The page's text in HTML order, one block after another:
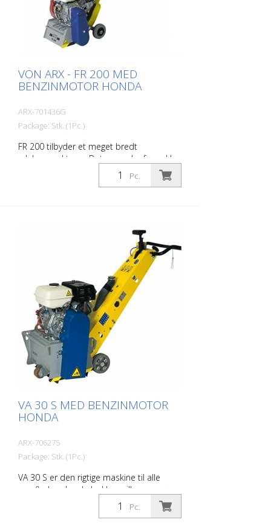
VON ARX - FR 200 MED
BENZINMOTOR HONDA
ARX-701436G
Package: Stk. (1Pc.)
FR 200 tilbyder et meget bredt
ydelsesspektrum. Det spænder fra enkle
rengøringsopgaver til vanskelige
afmærkningsopgaver inden for
præcist på små og mellemstore områder
indendørs og udendørs. Tromlen kan
udstyres med forskellige typer lameller.
Tromlen kan udskiftes på ca. 2 minutter.
Dette gør FR 200 til den ideelle maskine til
hurtige og varierede opgaver. Den fås
som benzin- eller elektrisk maskine.
Sidefræseren må ikke betjenes sammen
med hovedtromlen (gælder kun for 1,5
kW-motoren). Meget velafprøvet som
afmærkningsfræser til
afmærkningsvirksomheder.
Arbejdsbredde: 200 mm
Pc.
VA 30 S MED BENZINMOTOR
HONDA
ARX-706275
Package: Stk. (1Pc.)
VA 30 S er den rigtige maskine til alle
overflader, der skal rykkes, rilles, rengøres
eller afpudses. Den trinløse
dybdejustering sikrer optimal tilpasning til
Pc.